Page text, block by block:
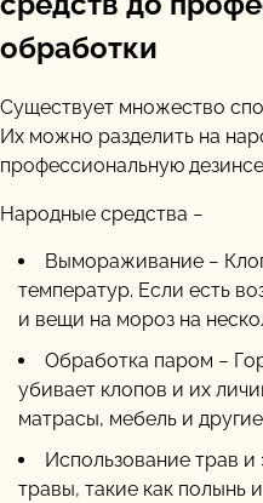
обработки
Существует множество
Их можно разделить на
профессиональную
Народные средства −
Вымораживание −
температур. Если есть
и вещи на мороз на
Обработка паром −
убивает клопов и их
матрасы, мебель и
Использование трав
травы, такие как полынь